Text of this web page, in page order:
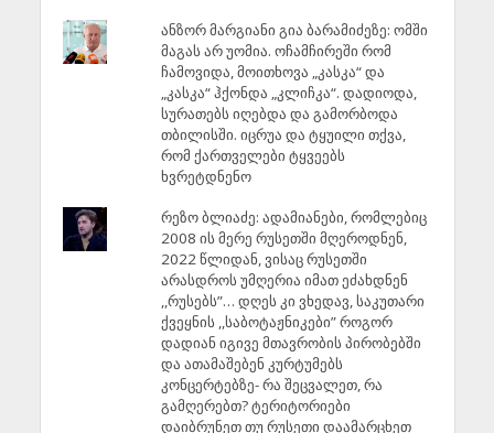
ანზორ მარგიანი გია ბარამიძეზე: ომში
მაგას არ უომია. ოჩამჩირეში რომ
ჩამოვიდა, მოითხოვა „კასკა“ და
„კასკა“ ჰქონდა „კლიჩკა“. დადიოდა,
სურათებს იღებდა და გამორბოდა
თბილისში. იცრუა და ტყუილი თქვა,
რომ ქართველები ტყვეებს
ხვრეტდნენო
რეზო ბლიაძე: ადამიანები, რომლებიც
2008 ის მერე რუსეთში მღეროდნენ,
2022 წლიდან, ვისაც რუსეთში
არასდროს უმღერია იმათ ეძახდნენ
,,რუსებს”… დღეს კი ვხედავ, საკუთარი
ქვეყნის ,,საბოტაჟნიკები” როგორ
დადიან იგივე მთავრობის პირობებში
და ათამაშებენ კურტუმებს
კონცერტებზე- რა შეცვალეთ, რა
გამღერებთ? ტერიტორიები
დაიბრუნეთ თუ რუსეთი დაამარცხეთ